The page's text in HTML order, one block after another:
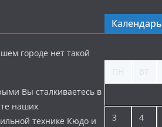
городе нет такой
Вы сталкиваетесь в
наших
технике Кюдо и
Календарь
3 4